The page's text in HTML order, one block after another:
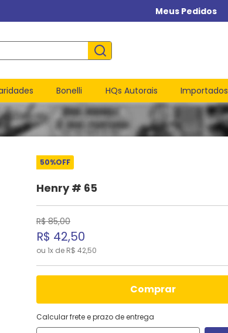
Meus Pedidos
Bonelli HQs Autorais Importados
50%OFF
Henry # 65
R$ 85,00
R$ 42,50
ou 1x de R$ 42,50
comprar
Calcular frete e prazo de entrega